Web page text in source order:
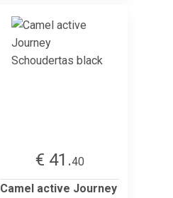
€ 41.40
Camel active Journey